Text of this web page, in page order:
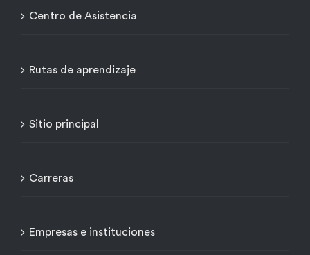
Centro de Asistencia
Rutas de aprendizaje
Sitio principal
Carreras
Empresas e instituciones